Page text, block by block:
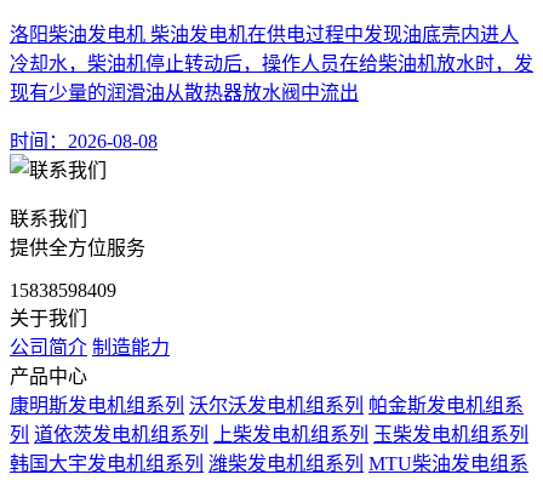
洛阳柴油发电机 柴油发电机在供电过程中发现油底壳内进人
冷却水，柴油机停止转动后，操作人员在给柴油机放水时，发
现有少量的润滑油从散热器放水阀中流出
时间：2026-08-08
联系我们
提供全方位服务
15838598409
关于我们
公司简介 制造能力
产品中心
康明斯发电机组系列 沃尔沃发电机组系列 帕金斯发电机组系
列 道依茨发电机组系列 上柴发电机组系列 玉柴发电机组系列
韩国大宇发电机组系列 潍柴发电机组系列 MTU柴油发电组系